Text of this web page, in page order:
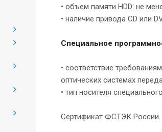
• объем памяти HDD: не
• наличие привода CD или
Специальное
• соответствие
оптических системах
• тип носителя
Сертификат ФСТЭК России.